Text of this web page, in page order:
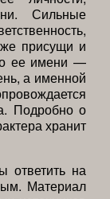
Сильные
присущи и
ее имени —
а именной
Подробно о
хранит
ответить на
Материал